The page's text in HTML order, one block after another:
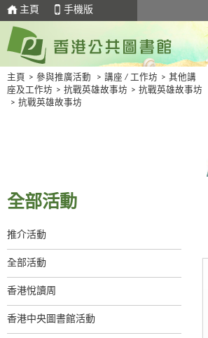
主頁 手機版
主頁 > 參與推廣活動 > 講座 / 工作坊 > 其他講
座及工作坊 > 抗戰英雄故事坊 > 抗戰英雄故事坊
> 抗戰英雄故事坊
全部活動
推介活動
全部活動
香港悅讀周
香港中央圖書館活動